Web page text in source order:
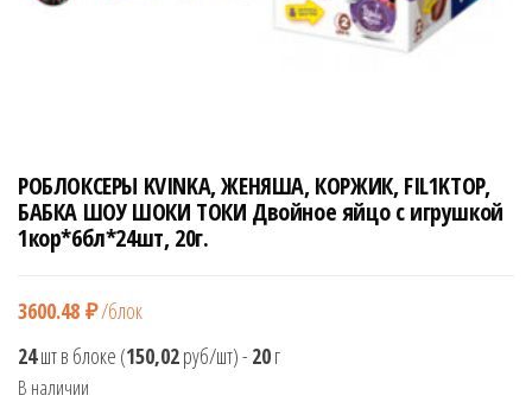
РОБЛОКСЕРЫ KVINKA, ЖЕНЯША, КОРЖИК, FIL1KTOP,
БАБКА ШОУ ШОКИ ТОКИ Двойное яйцо с игрушкой
1кор*6бл*24шт, 20г.
3600.48 ₽/блок
24шт в блоке (150,02руб/шт)- 20г
В наличии